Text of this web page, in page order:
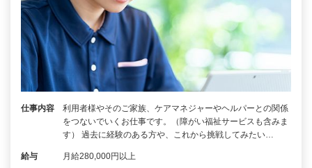
仕事内容
利用者様やそのご家族、ケアマネジャーやヘルパーとの関係
をつないでいくお仕事です。（障がい福祉サービスも含みま
す） 過去に経験のある方や、これから挑戦してみたい…
給与 月給280,000円以上